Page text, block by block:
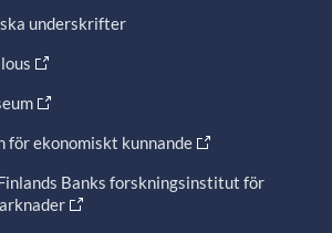
underskrifter
för ekonomiskt kunnande
Banks forskningsinstitut för